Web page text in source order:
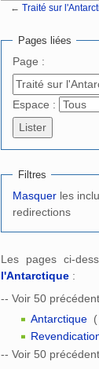
← Traité sur
Pages liées
Page :
Espace :
Filtres
Masquer les
redirections
Les pages ci-
l'Antarctique :
-- Voir 50
Antarctique‎ (
-- Voir 50